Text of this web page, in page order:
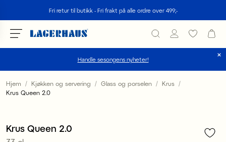
Fri retur til butikk - Fri frakt på alle ordre over 499;-
Handle sesongens nyheter!
velg språk / valuta
Hjem Kjøkken og servering Glass og porselen
Krus
Krus Queen 2.0
Krus Queen 2.0